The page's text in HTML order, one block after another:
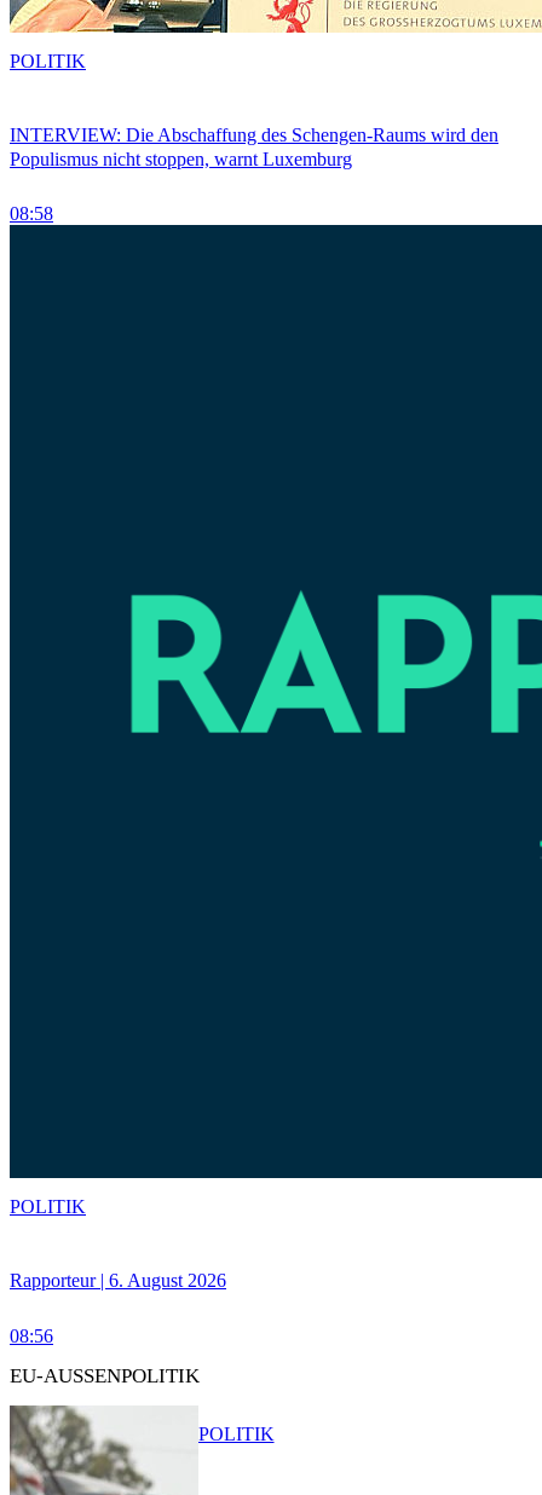
INTERVIEW: Die Abschaffung des Schengen-Raums wird den
Populismus nicht stoppen, warnt Luxemburg
08:58
POLITIK
Rapporteur | 6. August 2026
08:56
POLITIK
EU-AUSSENPOLITIK
POLITIK